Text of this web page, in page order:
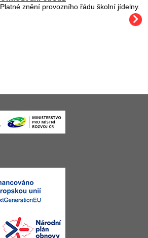
Platné znění provozního řádu školní jídelny.